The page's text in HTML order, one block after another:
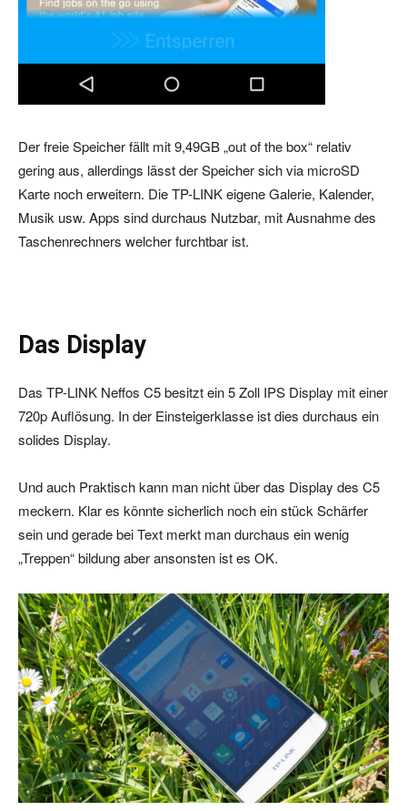
Der freie Speicher fällt mit 9,49GB „out of the box“ relativ
gering aus, allerdings lässt der Speicher sich via microSD
Karte noch erweitern. Die TP-LINK eigene Galerie, Kalender,
Musik usw. Apps sind durchaus Nutzbar, mit Ausnahme des
Taschenrechners welcher furchtbar ist.
Das Display
Das TP-LINK Neffos C5 besitzt ein 5 Zoll IPS Display mit einer
720p Auflösung. In der Einsteigerklasse ist dies durchaus ein
solides Display.
Und auch Praktisch kann man nicht über das Display des C5
meckern. Klar es könnte sicherlich noch ein stück Schärfer
sein und gerade bei Text merkt man durchaus ein wenig
„Treppen“ bildung aber ansonsten ist es OK.